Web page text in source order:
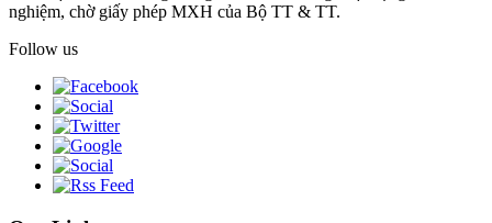
nghiệm, chờ giấy phép MXH của Bộ TT & TT.
Follow us